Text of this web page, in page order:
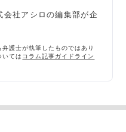
社アシロの編集部が企
護士が執筆したものではあり
いては コラム記事ガイドライン